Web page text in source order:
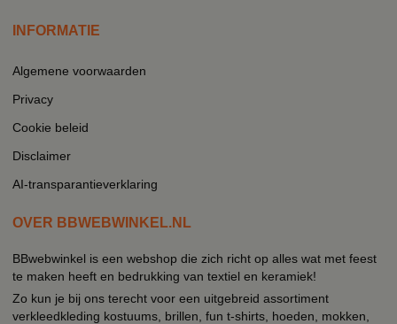
INFORMATIE
Algemene voorwaarden
Privacy
Cookie beleid
Disclaimer
AI-transparantieverklaring
OVER BBWEBWINKEL.NL
BBwebwinkel is een webshop die zich richt op alles wat met feest
te maken heeft en bedrukking van textiel en keramiek!
Zo kun je bij ons terecht voor een uitgebreid assortiment
verkleedkleding kostuums, brillen, fun t-shirts, hoeden, mokken,